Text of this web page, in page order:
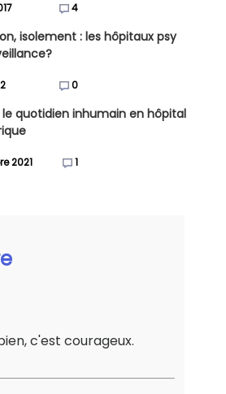
4
isolement : les hôpitaux psy
0
le quotidien inhumain en hôpital
2021 1
c'est courageux.